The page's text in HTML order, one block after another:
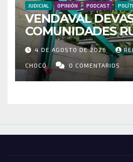
JUDICIAL OPINIÓN PODCAST
VENDAVAL
COMUNIDADES
RIOSUCIO:
VIVIENDAS Y
ENTRE LOS
4 DE AGOSTO DE 2026
CHOCÓ 0 COMENTARIOS